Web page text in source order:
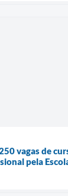
vagas de
pela